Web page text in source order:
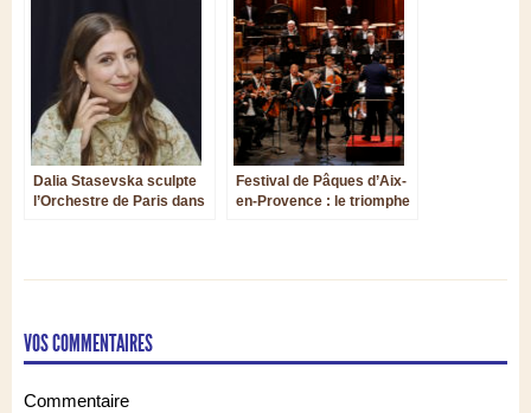
Dalia Stasevska sculpte
l’Orchestre de Paris dans
Festival de Pâques d’Aix-
en-Provence : le triomphe
VOS COMMENTAIRES
Commentaire